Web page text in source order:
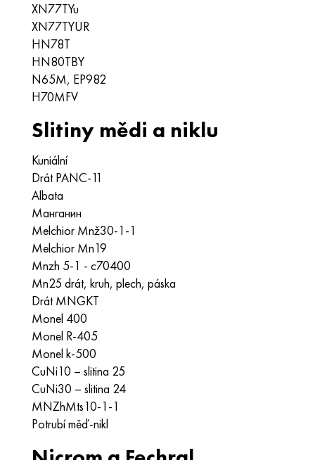
XN77TYu
XN77TYUR
HN78Т
HN80TBY
N65M, EP982
H70MFV
Slitiny mědi a niklu
Kuniální
Drát PANC-11
Albata
Манганин
Melchior Mnž30-1-1
Melchior Mn19
Mnzh 5-1 - c70400
Mn25 drát, kruh, plech, páska
Drát MNGKT
Monel 400
Monel R-405
Monel k-500
CuNi10 – slitina 25
CuNi30 – slitina 24
MNZhMts10-1-1
Potrubí měď-nikl